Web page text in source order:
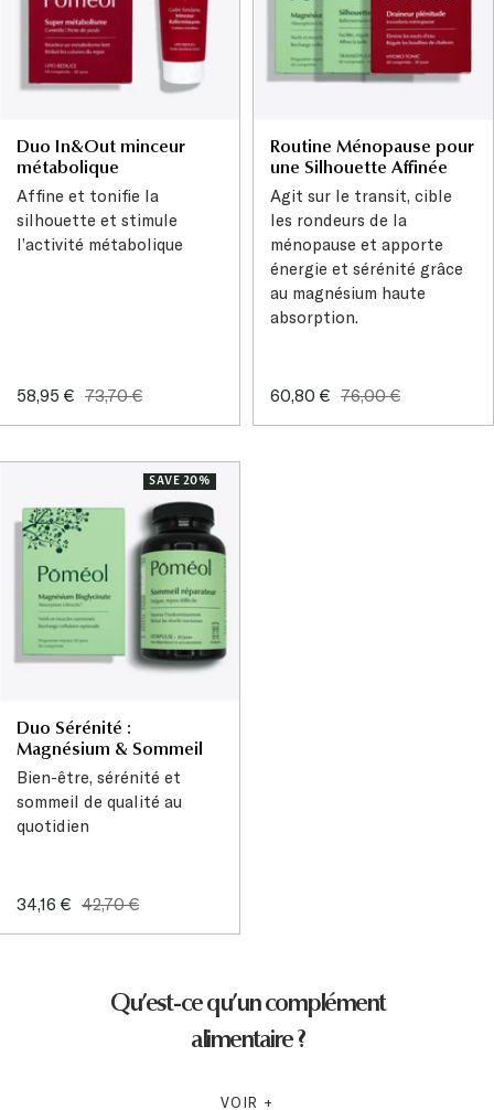
Duo In&Out minceur
métabolique
Affine et tonifie la
silhouette et stimule
l’activité métabolique
Sale
58,95 € Regular
73,70 €
Routine Ménopause pour
une Silhouette Affinée
Agit sur le transit, cible
les rondeurs de la
ménopause et apporte
énergie et sérénité grâce
au magnésium haute
absorption.
Sale
60,80 € Regular
76,00 €
SAVE 20%
Duo Sérénité :
Magnésium & Sommeil
Bien-être, sérénité et
sommeil de qualité au
quotidien
Sale
34,16 € Regular
42,70 €
Qu’est-ce qu’un complément
alimentaire ?
complément alimentaire est une source concentrée de
VOIR +